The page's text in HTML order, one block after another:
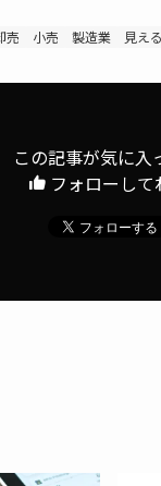
売 小売 製造業 見え
この記事が気に入
フォローして